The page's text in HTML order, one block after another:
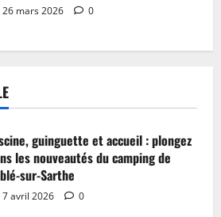
26 mars 2026 0
guinguette et accueil : plongez
les nouveautés du camping de
sur-Sarthe
7 avril 2026 0